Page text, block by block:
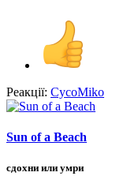
Реакції: CycoMiko
Sun of a Beach
сдохни или умри